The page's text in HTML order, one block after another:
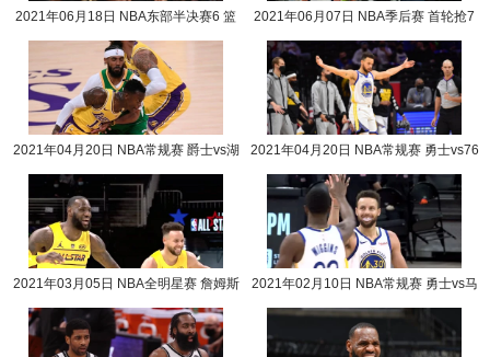
2021年06月18日 NBA东部半决赛6 篮
2021年06月07日 NBA季后赛 首轮抢7
2021年04月20日 NBA常规赛 爵士vs湖
2021年04月20日 NBA常规赛 勇士vs76
2021年03月05日 NBA全明星赛 詹姆斯
2021年02月10日 NBA常规赛 勇士vs马